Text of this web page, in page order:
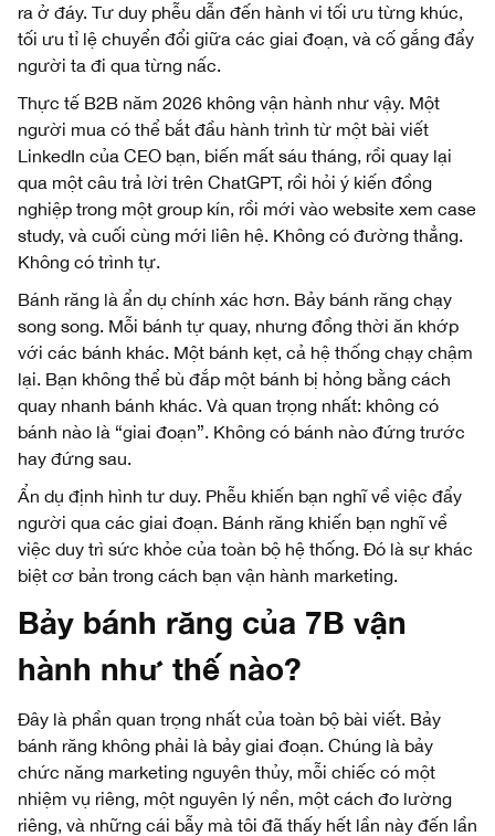
ra ở đáy. Tư duy phễu dẫn đến hành vi tối ưu từng khúc,
tối ưu tỉ lệ chuyển đổi giữa các giai đoạn, và cố gắng đẩy
người ta đi qua từng nấc.
Thực tế B2B năm 2026 không vận hành như vậy. Một
người mua có thể bắt đầu hành trình từ một bài viết
LinkedIn của CEO bạn, biến mất sáu tháng, rồi quay lại
qua một câu trả lời trên ChatGPT, rồi hỏi ý kiến đồng
nghiệp trong một group kín, rồi mới vào website xem case
study, và cuối cùng mới liên hệ. Không có đường thẳng.
Không có trình tự.
Bánh răng là ẩn dụ chính xác hơn. Bảy bánh răng chạy
song song. Mỗi bánh tự quay, nhưng đồng thời ăn khớp
với các bánh khác. Một bánh kẹt, cả hệ thống chạy chậm
lại. Bạn không thể bù đắp một bánh bị hỏng bằng cách
quay nhanh bánh khác. Và quan trọng nhất: không có
bánh nào là “giai đoạn”. Không có bánh nào đứng trước
hay đứng sau.
Ẩn dụ định hình tư duy. Phễu khiến bạn nghĩ về việc đẩy
người qua các giai đoạn. Bánh răng khiến bạn nghĩ về
việc duy trì sức khỏe của toàn bộ hệ thống. Đó là sự khác
biệt cơ bản trong cách bạn vận hành marketing.
Bảy bánh răng của 7B vận
hành như thế nào?
Đây là phần quan trọng nhất của toàn bộ bài viết. Bảy
bánh răng không phải là bảy giai đoạn. Chúng là bảy
chức năng marketing nguyên thủy, mỗi chiếc có một
nhiệm vụ riêng, một nguyên lý nền, một cách đo lường
riêng, và những cái bẫy mà tôi đã thấy hết lần này đến lần